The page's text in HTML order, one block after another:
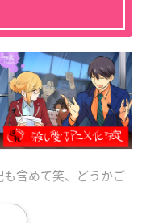
含めて笑、どうかご